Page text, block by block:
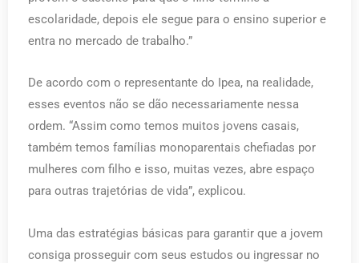
escolaridade, depois ele segue para o ensino superior e
entra no mercado de trabalho.”
De acordo com o representante do Ipea, na realidade,
esses eventos não se dão necessariamente nessa
ordem. “Assim como temos muitos jovens casais,
também temos famílias monoparentais chefiadas por
mulheres com filho e isso, muitas vezes, abre espaço
para outras trajetórias de vida”, explicou.
Uma das estratégias básicas para garantir que a jovem
consiga prosseguir com seus estudos ou ingressar no